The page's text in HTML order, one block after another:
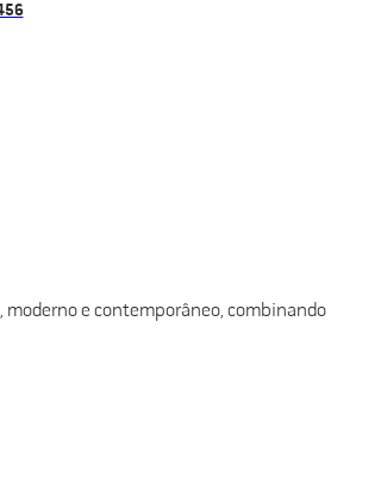
moderno e contemporâneo, combinando